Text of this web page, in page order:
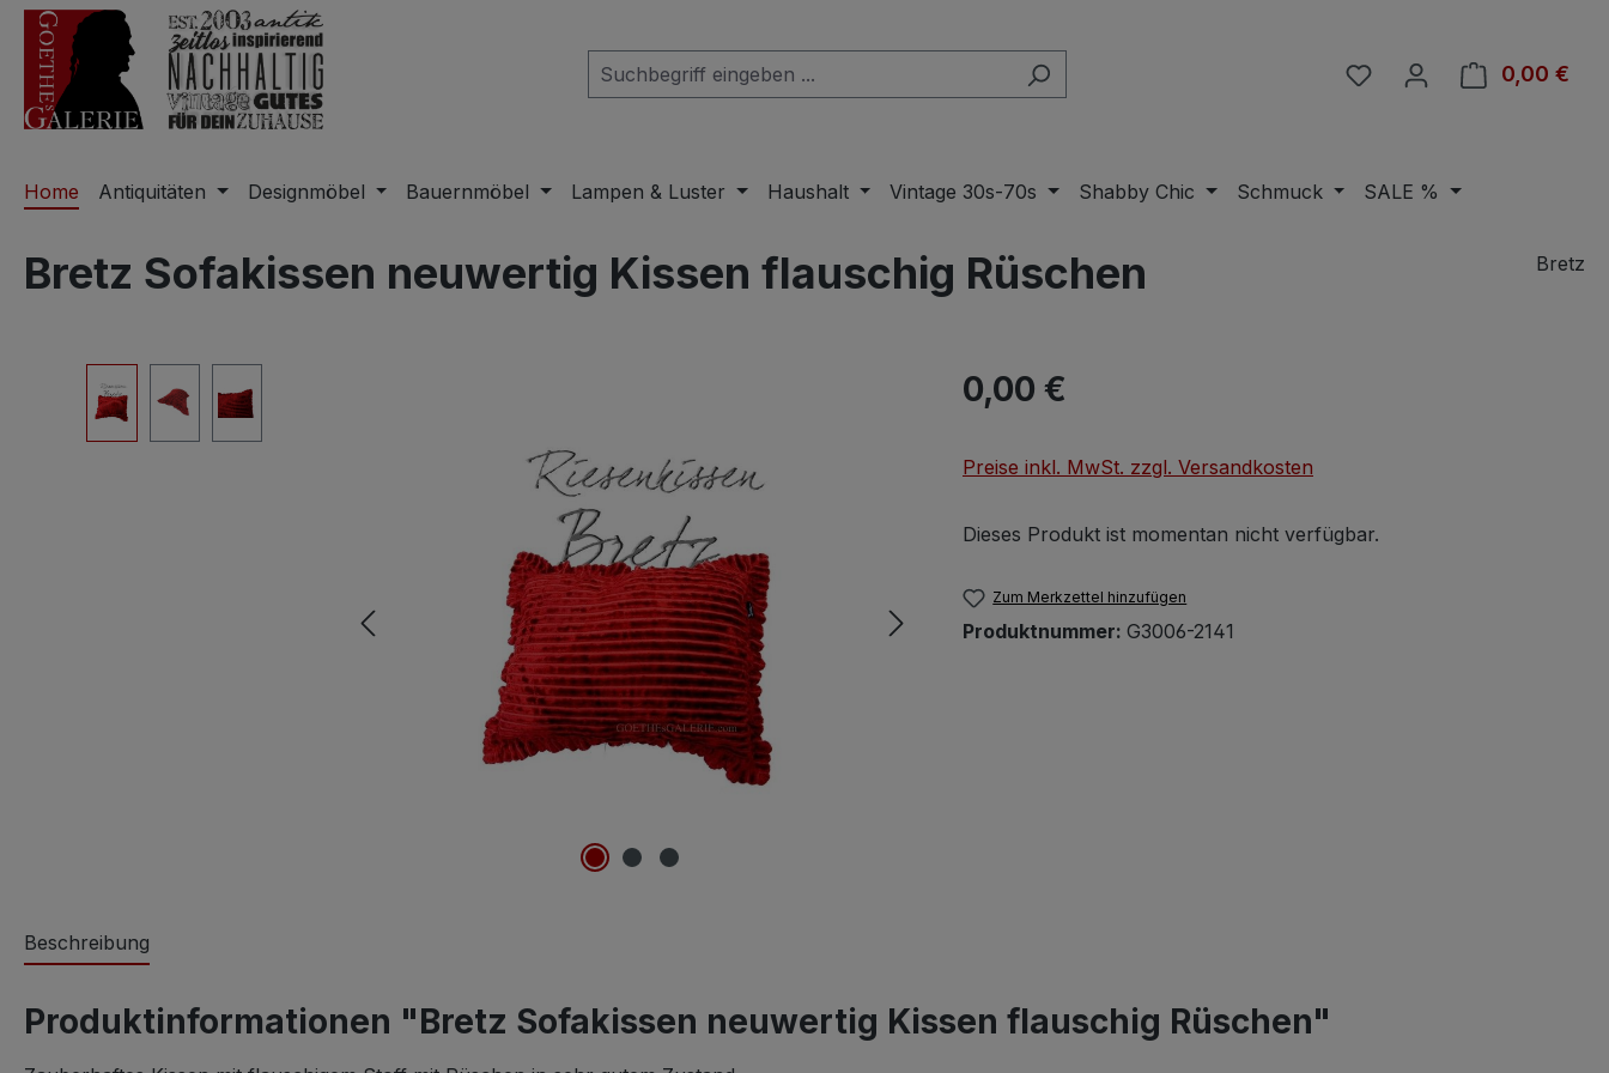
Hauptinhalt springen
Zur Suche springen
Zur Hauptnavigation springen
Du hast 0 Produkte auf
0,00 €
Home Antiquitäten Designmöbel Bauernmöbel Lampen & Luster Haushalt Vintage 30s-70s Shabby Chic Schmuck SALE %
Bretz Sofakissen neuwertig Kissen flauschig Rüschen Bretz
Regulärer Preis:
0,00 €
Preise inkl. MwSt. zzgl. Versandkosten
Dieses Produkt ist momentan nicht verfügbar.
Zum Merkzettel hinzufügen
Produktnummer: G3006-2141
Beschreibung
Produktinformationen "Bretz Sofakissen neuwertig Kissen flauschig Rüschen"